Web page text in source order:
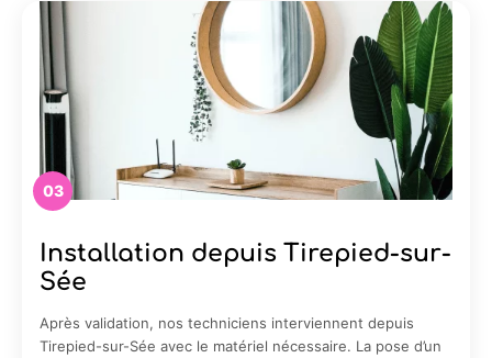
03
Installation depuis Tirepied-sur-
Sée
Après validation, nos techniciens interviennent depuis
Tirepied-sur-Sée avec le matériel nécessaire. La pose d’un